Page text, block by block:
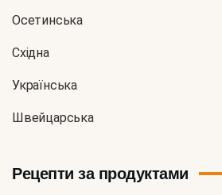
Осетинська
Східна
Українська
Швейцарська
Рецепти за продуктами